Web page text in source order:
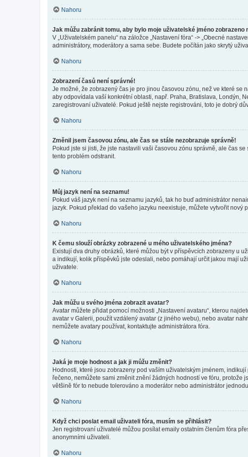
Nahoru
Jak můžu zabránit tomu, aby bylo moje uživatelské jméno
V „Uživatelském panelu“ na záložce „Nastavení fóra“ -> „Obecné
administrátory, moderátory a sama sebe. Budete počítán jako skrytý
Nahoru
Zobrazení časů není správné!
Je možné, že zobrazený čas je pro jinou časovou zónu, než ve které se
aby odpovídala vaší konkrétní oblasti, např. Praha, Bratislava, Londýn,
zaregistrovaní uživatelé. Pokud ještě nejste registrováni, toto je dobrý
Nahoru
Změnil jsem časovou zónu, ale čas se stále nezobrazuje správně!
Pokud jste si jisti, že jste nastavili vaši časovou zónu správně, ale čas
tento problém odstranit.
Nahoru
Můj jazyk není na seznamu!
Pokud váš jazyk není na seznamu jazyků, tak ho buď administrátor
jazyk. Pokud překlad do vašeho jazyku neexistuje, můžete vytvořit nový
Nahoru
K čemu slouží obrázky zobrazené u mého uživatelského jména?
Existují dva druhy obrázků, které můžou být v příspěvcích zobrazeny u
a indikují, kolik příspěvků jste odeslali, nebo pomáhají určit jakou mají
uživatele.
Nahoru
Jak můžu u svého jména zobrazit avatar?
Avatar můžete přidat pomocí možnosti „Nastavení avataru“, kterou
avatar v Galerii, použít vzdálený avatar (z jiného webu), nebo avatar
nemůžete avatary používat, kontaktujte administrátora fóra.
Nahoru
Jaká je moje hodnost a jak ji můžu změnit?
Hodnosti, které jsou zobrazeny pod vaším uživatelským jménem,
řečeno, nemůžete sami změnit znění žádných hodností ve fóru,
většině fór to nebude tolerováno a moderátor nebo administrátor
Nahoru
Když chci poslat email uživateli fóra, musím se přihlásit?
Jen registrovaní uživatelé můžou posílat emaily ostatním členům fóra
anonymními uživateli.
Nahoru